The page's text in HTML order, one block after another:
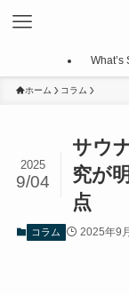
What’s
ホーム コラム
サウ
究が
点
2025
9/04
コラム 2025年9